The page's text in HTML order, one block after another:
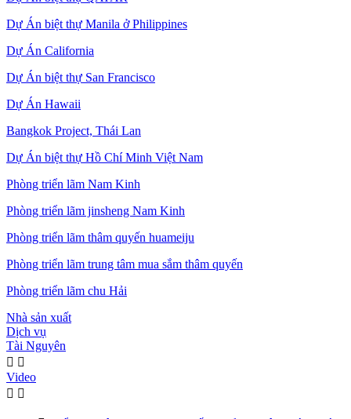
Dự Án biệt thự Manila ở Philippines
Dự Án California
Dự Án biệt thự San Francisco
Dự Án Hawaii
Bangkok Project, Thái Lan
Dự Án biệt thự Hồ Chí Minh Việt Nam
Phòng triển lãm Nam Kinh
Phòng triển lãm jinsheng Nam Kinh
Phòng triển lãm thâm quyến huameiju
Phòng triển lãm trung tâm mua sắm thâm quyến
Phòng triển lãm chu Hải
Nhà sản xuất
Dịch vụ
Tài Nguyên
 
Video
 